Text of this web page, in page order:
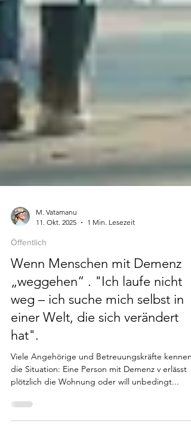
M. Vatamanu
11. Okt. 2025
1 Min. Lesezeit
Öffentlich
Wenn Menschen mit Demenz
weg – ich suche mich selbst in
einer Welt, die sich verändert
hat".
Viele Angehörige und Betreuungskräfte kennen